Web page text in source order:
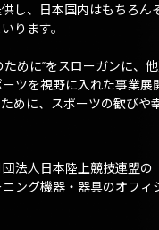
し、日本国内はもちろん
ります。
めに”をスローガンに、
ツを視野に入れた事業展
めに、スポーツの歓びや
法人日本陸上競技連盟の
ング機器・器具のオフィ